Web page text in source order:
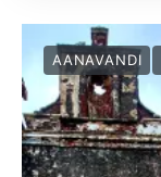
AANAVANDI